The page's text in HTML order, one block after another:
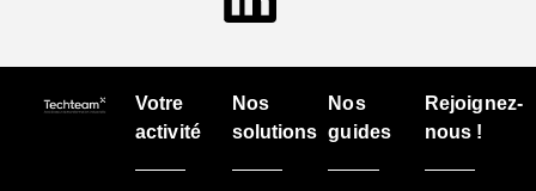
Votre
activité
Nos
solutions
Nos
guides
Rejoignez-
nous !